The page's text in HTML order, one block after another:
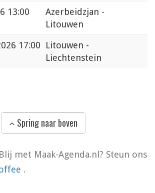
13:00
Azerbeidzjan -
Litouwen
17:00
Litouwen -
Liechtenstein
Spring naar boven
Blij met Maak-Agenda.nl? Steun ons
.